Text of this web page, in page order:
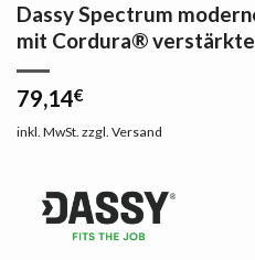
Dassy Spectrum
mit Cordura®
79,14€
inkl. MwSt. zzgl. Versand